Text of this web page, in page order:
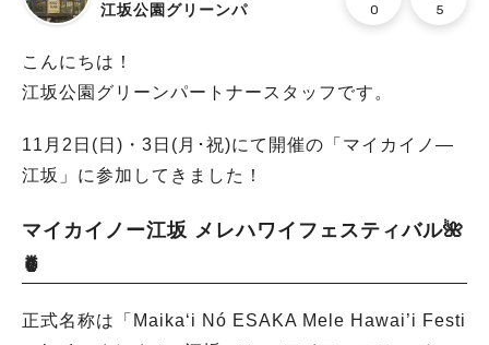
江坂公園グリーンパ
0 5
こんにちは！
江坂公園グリーンパートナースタッフです。
11月2日(日)・3日(月･祝)にて開催の「マイカイノ―
江坂」に参加してきました！
マイカイノー江坂 メレハワイフェスティバル🌺
🍍
正式名称は「Maikaʻi Nó ESAKA Mele Hawai’i Festi